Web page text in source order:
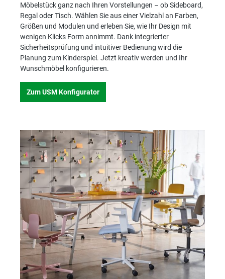
Möbelstück ganz nach Ihren Vorstellungen – ob Sideboard,
Regal oder Tisch. Wählen Sie aus einer Vielzahl an Farben,
Größen und Modulen und erleben Sie, wie Ihr Design mit
wenigen Klicks Form annimmt. Dank integrierter
Sicherheitsprüfung und intuitiver Bedienung wird die
Planung zum Kinderspiel. Jetzt kreativ werden und Ihr
Wunschmöbel konfigurieren.
Zum USM Konfigurator